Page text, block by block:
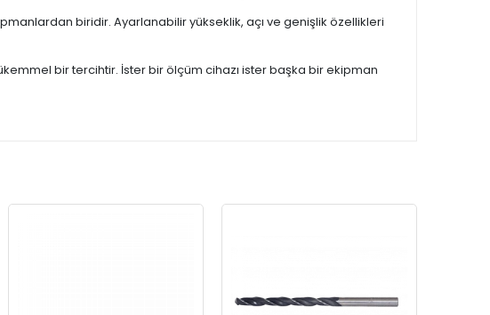
biridir. Ayarlanabilir yükseklik, açı ve genişlik özellikleri
bir tercihtir. İster bir ölçüm cihazı ister başka bir ekipman